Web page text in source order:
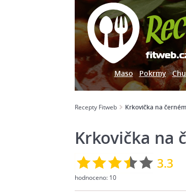
Maso Pokrmy
Recepty Fitweb Krkovička na
Krkovička na
3.3
hodnoceno: 10